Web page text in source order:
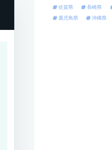
佐賀県
長崎県
鹿児島県
沖縄県